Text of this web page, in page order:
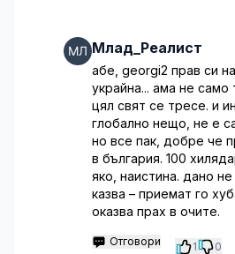
Млад_Реалист
абе, georgi2 прав си
украйна... ама не само
цял свят се тресе. и
глобално нещо, не е
но все пак, добре че
в българия. 100
яко, наистина. дано
казва – приемат го
оказва прах в очите.
Отговори 1 0